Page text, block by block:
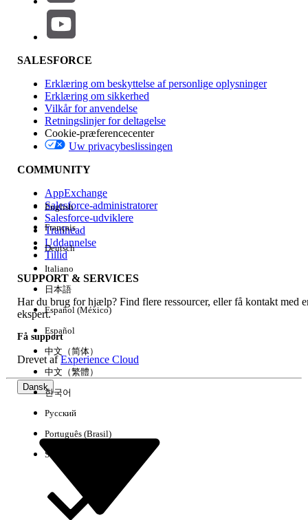
Funktionspåvirkning
Version
Experience
Ryd alle Udført
SALESFORCE
Erklæring om beskyttelse af personlige oplysninger
Erklæring om sikkerhed
Vilkår for anvendelse
Retningslinjer for deltagelse
Cookie-præferencecenter
Uw privacybeslissingen
COMMUNITY
AppExchange
Salesforce-administratorer
Salesforce-udviklere
Trailhead
Uddannelse
Tillid
SUPPORT & SERVICES
Har du brug for hjælp? Find flere ressourcer, eller få kontakt med
ekspert.
Få support
Drevet afExperience Cloud
Dansk
English
Français
Deutsch
Italiano
日本語
Español (México)
Español
中文（简体）
中文（繁體）
한국어
Русский
Português (Brasil)
Suomi